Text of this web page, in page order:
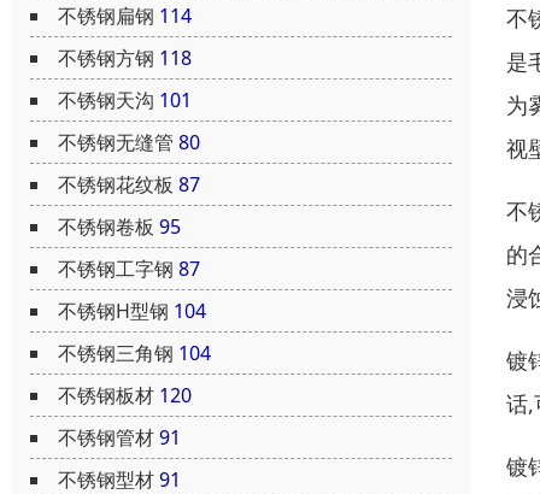
不锈钢扁钢 114
不锈钢方钢 118
不锈钢天沟 101
不锈钢无缝管 80
不锈钢花纹板 87
不锈钢卷板 95
不锈钢工字钢 87
不锈钢H型钢 104
不锈钢三角钢 104
不锈钢板材 120
不锈钢管材91
不锈钢型材91
不
是
为
视
不
的
浸
镀
话,
镀